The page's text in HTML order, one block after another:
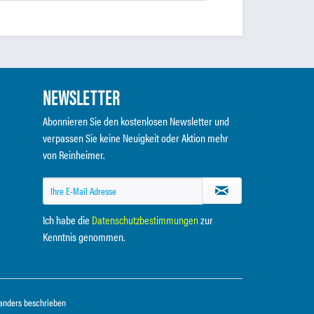
NEWSLETTER
Abonnieren Sie den kostenlosen Newsletter und
verpassen Sie keine Neuigkeit oder Aktion mehr
von Reinheimer.
Ich habe die Datenschutzbestimmungenzur
Kenntnis genommen.
beschrieben